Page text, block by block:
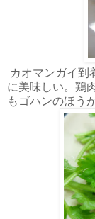
カオマンガイ到
に美味しい。鶏
もゴハンのほう